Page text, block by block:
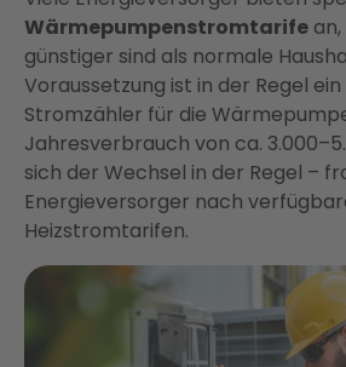
Wärmepumpenstromtarife
günstiger sind als normale
Voraussetzung ist in der Regel
Stromzähler für die
Jahresverbrauch von ca.
sich der Wechsel in der Regel –
Energieversorger nach
Heizstromtarifen.